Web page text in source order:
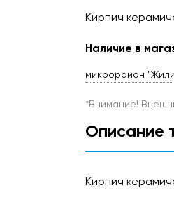
Кирпич
Наличие в
микрорайон
*Внимание!
Описание
Кирпич